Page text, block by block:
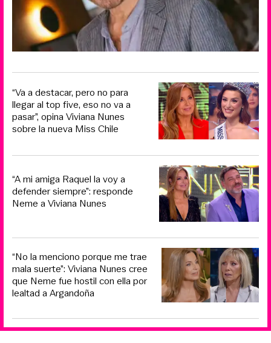
“Va a destacar, pero no para
llegar al top five, eso no va a
pasar”, opina Viviana Nunes
sobre la nueva Miss Chile
“A mi amiga Raquel la voy a
defender siempre”: responde
Neme a Viviana Nunes
“No la menciono porque me trae
mala suerte”: Viviana Nunes cree
que Neme fue hostil con ella por
lealtad a Argandoña